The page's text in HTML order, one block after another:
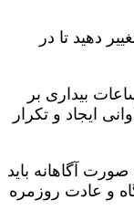
دهید تا در
بیداری بر
ایجاد و تکرار
صورت آگاهانه باید
و عادت روزمره